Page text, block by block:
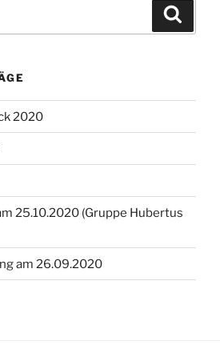
2020
25.10.2020 (Gruppe Hubertus
am 26.09.2020